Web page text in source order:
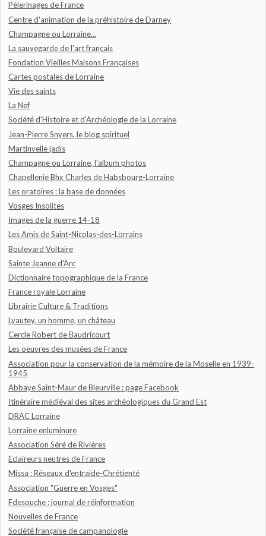
Pèlerinages de France
Centre d'animation de la préhistoire de Darney
Champagne ou Lorraine...
La sauvegarde de l'art français
Fondation Vieilles Maisons Françaises
Cartes postales de Lorraine
Vie des saints
La Nef
Société d'Histoire et d'Archéologie de la Lorraine
Jean-Pierre Snyers, le blog spirituel
Martinvelle jadis
Champagne ou Lorraine, l'album photos
Chapellenie Bhx Charles de Habsbourg-Lorraine
Les oratoires : la base de données
Vosges Insolites
Images de la guerre 14-18
Les Amis de Saint-Nicolas-des-Lorrains
Boulevard Voltaire
Sainte Jeanne d'Arc
Dictionnaire topographique de la France
France royale Lorraine
Librairie Culture & Traditions
Lyautey, un homme, un château
Cercle Robert de Baudricourt
Les oeuvres des musées de France
Association pour la conservation de la mémoire de la Moselle en 1939-
1945
Abbaye Saint-Maur de Bleurville : page Facebook
Itinéraire médiéval des sites archéologiques du Grand Est
DRAC Lorraine
Lorraine enluminure
Association Séré de Rivières
Eclaireurs neutres de France
Missa : Réseaux d'entraide-Chrétienté
Association "Guerre en Vosges"
Fdesouche : journal de réinformation
Nouvelles de France
Société française de campanologie